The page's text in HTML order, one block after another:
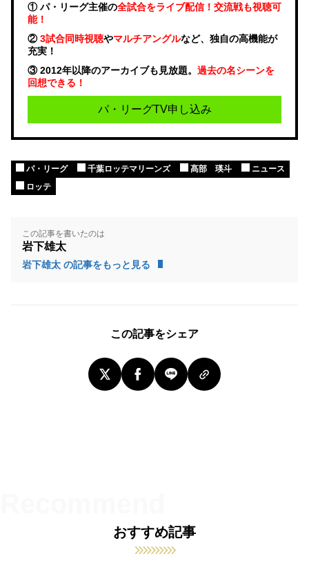
① パ・リーグ主催の全試合をライブ配信！交流戦も視聴可
能！
②3試合同時視聴やマルチアングルなど、独自の高機能が
充実！
③ 2012年以降のアーカイブも見放題。 過去の名シーンを
回想できる！
パ・リーグTV申し込み
パ・リーグ 千葉ロッテマリーンズ 髙部 瑛斗
ニュース
ロッテ
この記事を書いたのは
岩下雄太
岩下雄太 の記事をもっと見る
この記事をシェア
おすすめ記事